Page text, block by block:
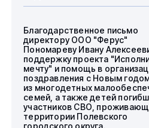
Благодарственное письмо
директору ООО "Ферус"
Пономареву Ивану
поддержку проекта
мечту" и помощь в
поздравления с Новым
из многодетных
семей, а также детей
участников СВО,
территории Полевского